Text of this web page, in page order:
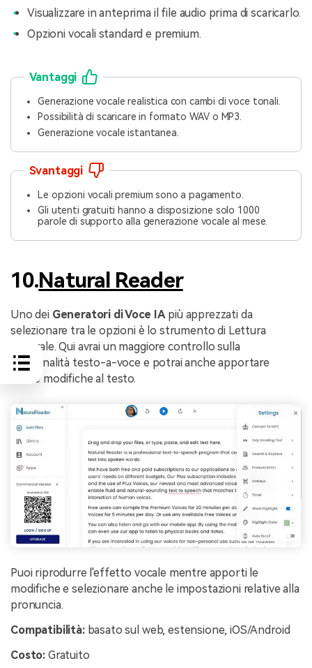
Visualizzare in anteprima il file audio prima di scaricarlo.
Opzioni vocali standard e premium.
Vantaggi
Generazione vocale realistica con cambi di voce tonali.
Possibilità di scaricare in formato WAV o MP3.
Generazione vocale istantanea.
Svantaggi
Le opzioni vocali premium sono a pagamento.
Gli utenti gratuiti hanno a disposizione solo 1000
parole di supporto alla generazione vocale al mese.
10.Natural Reader
Uno dei Generatori di Voce IA più apprezzati da
selezionare tra le opzioni è lo strumento di Lettura
Naturale. Qui avrai un maggiore controllo sulla
funzionalità testo-a-voce e potrai anche apportare
molte modifiche al testo.
Puoi riprodurre l'effetto vocale mentre apporti le
modifiche e selezionare anche le impostazioni relative alla
pronuncia.
Compatibilità: basato sul web, estensione, iOS/Android
Costo: Gratuito